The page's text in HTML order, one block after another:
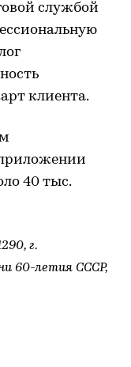
службой
клиента.
40 тыс.
г.
60-летия СССР,